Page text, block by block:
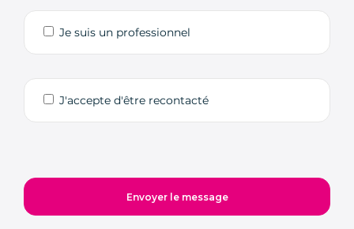
Je suis un professionnel
J'accepte d'être recontacté